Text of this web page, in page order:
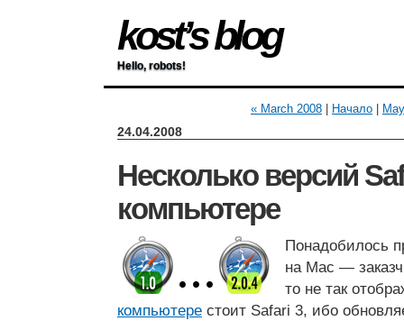
kost’s blog
Hello, robots!
« March 2008 Начало
24.04.2008
Несколько версий
компьютере
Понадобилось
на Mac —
то не так
компьютере стоит Safari 3, ибо